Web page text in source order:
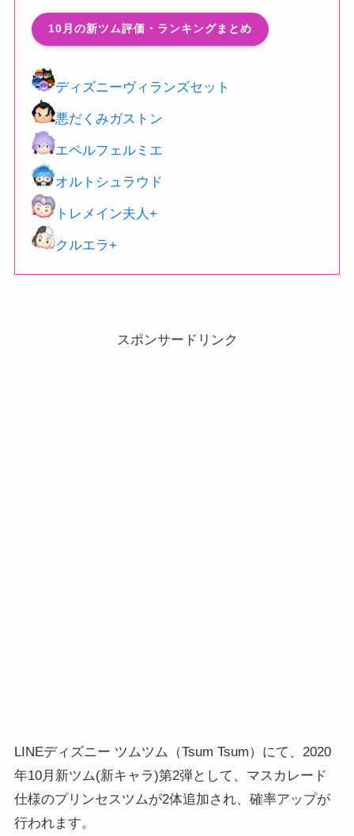
10月の新ツム評価・ランキングまとめ
ディズニーヴィランズセット
悪だくみガストン
エペルフェルミエ
オルトシュラウド
トレメイン夫人+
クルエラ+
スポンサードリンク
LINEディズニー ツムツム（Tsum Tsum）にて、2020
年10月新ツム(新キャラ)第2弾として、マスカレード
仕様のプリンセスツムが2体追加され、確率アップが
行われます。